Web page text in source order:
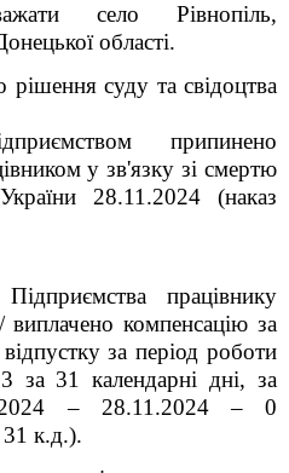
село Рівнопіль,
області.
рішення суду та свідоцтва
припинено
у зв'язку зі смертю
28.11.2024 (наказ
працівнику
компенсацію за
за період роботи
за 31 календарні дні, за
– 28.11.2024 – 0
31 к.д.).